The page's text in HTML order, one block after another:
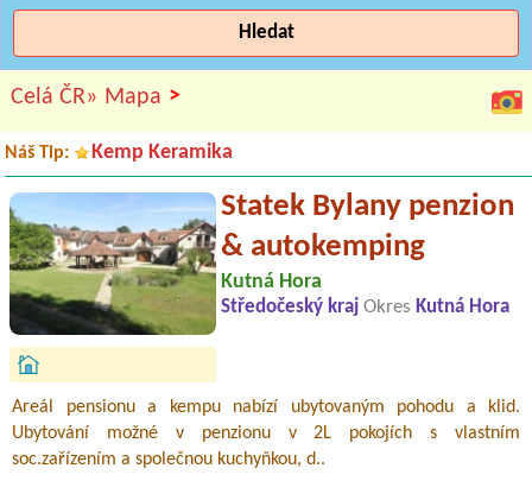
Hledat
Celá ČR» Mapa >
Náš Tip: Kemp Keramika
Statek Bylany penzion
& autokemping
Kutná Hora
Středočeský kraj Okres Kutná Hora
Areál pensionu a kempu nabízí ubytovaným pohodu a klid.
Ubytování možné v penzionu v 2L pokojích s vlastním
soc.zařízením a společnou kuchyňkou, d..